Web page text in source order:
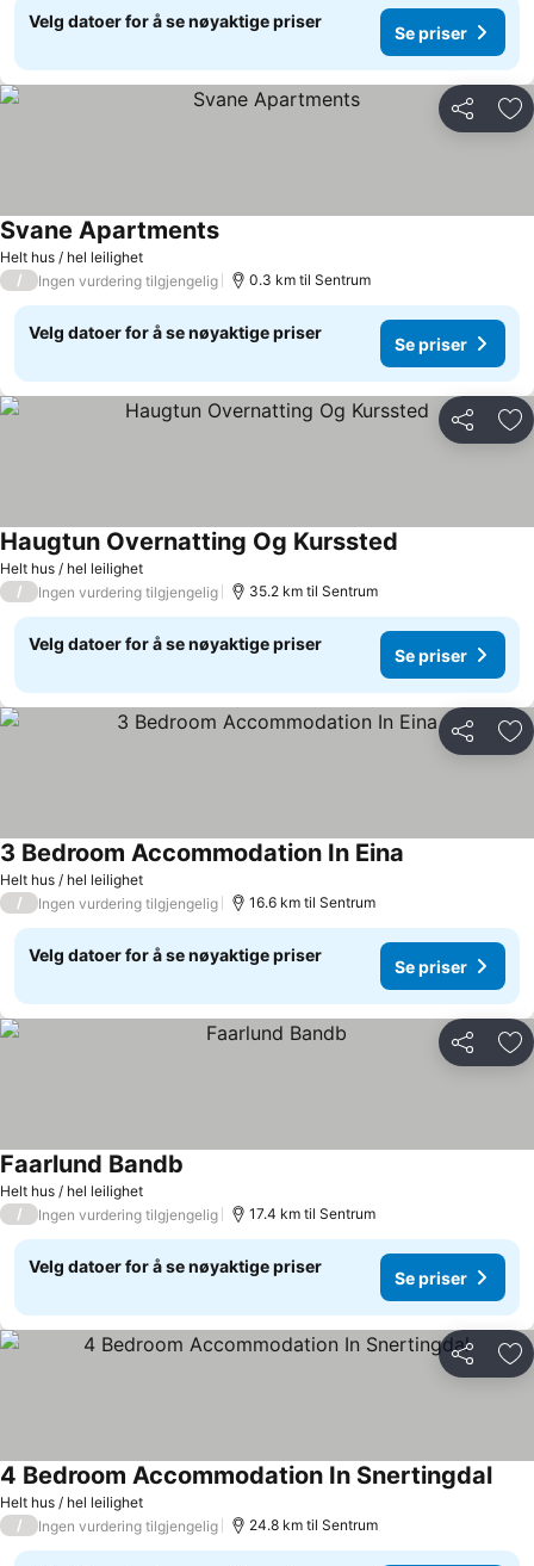
Velg datoer for å se nøyaktige priser
Se priser
Del
Helt hus / hel leilighet
Svane Apartments
/ Ingen vurdering tilgjengelig 0.3 km til Sentrum
Velg datoer for å se nøyaktige priser
Se priser
Del
Helt hus / hel leilighet
Haugtun Overnatting Og Kurssted
/ Ingen vurdering tilgjengelig 35.2 km til Sentrum
Velg datoer for å se nøyaktige priser
Se priser
Del
Helt hus / hel leilighet
3 Bedroom Accommodation In Eina
/ Ingen vurdering tilgjengelig 16.6 km til Sentrum
Velg datoer for å se nøyaktige priser
Se priser
Del
Helt hus / hel leilighet
Faarlund Bandb
/ Ingen vurdering tilgjengelig 17.4 km til Sentrum
Velg datoer for å se nøyaktige priser
Se priser
Del
Helt hus / hel leilighet
4 Bedroom Accommodation In Snertingdal
/ Ingen vurdering tilgjengelig 24.8 km til Sentrum